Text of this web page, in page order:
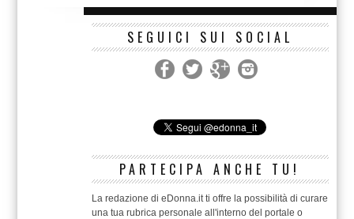
SEGUICI SUI SOCIAL
PARTECIPA ANCHE TU!
La redazione di eDonna.it ti offre la possibilità di curare
una tua rubrica personale all'interno del portale o